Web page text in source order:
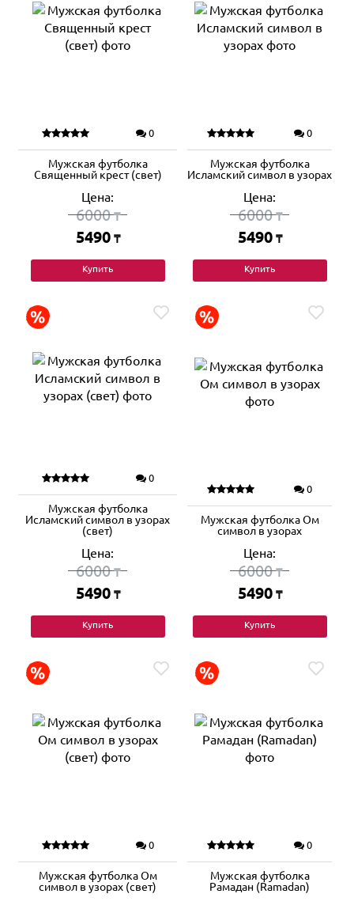
0
Мужская футболка
Священный крест (свет)
Цена:
6000₸
5490 ₸
Купить
0
Мужская футболка
Исламский символ в узорах
Цена:
6000₸
5490 ₸
Купить
0
Мужская футболка
Исламский символ в узорах
(свет)
Цена:
6000₸
5490 ₸
Купить
0
Мужская футболка Ом
символ в узорах
Цена:
6000₸
5490 ₸
Купить
0
Мужская футболка Ом
символ в узорах (свет)
0
Мужская футболка
Рамадан (Ramadan)